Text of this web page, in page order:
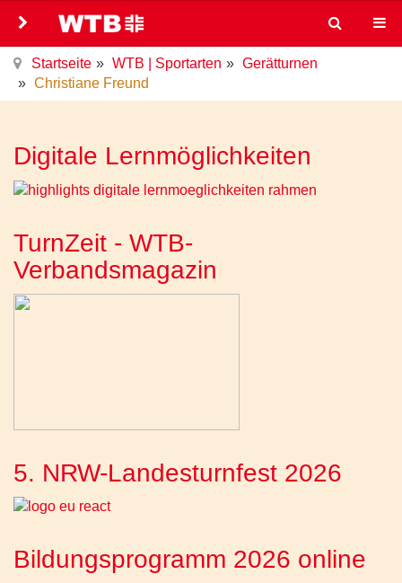
Startseite WTB | Sportarten
Gerätturnen
Christiane Freund
Digitale Lernmöglichkeiten
TurnZeit - WTB-
Verbandsmagazin
5. NRW-Landesturnfest 2026
Bildungsprogramm 2026 online